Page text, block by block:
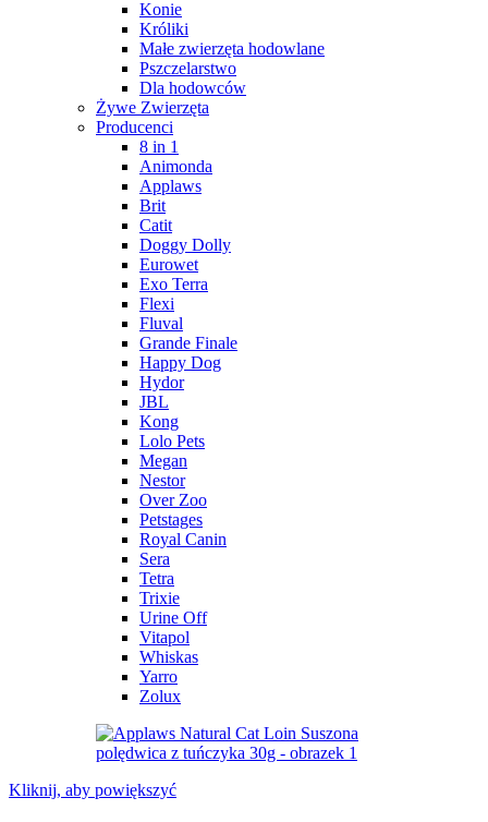
Konie
Króliki
Małe zwierzęta hodowlane
Pszczelarstwo
Dla hodowców
Żywe Zwierzęta
Producenci
8 in 1
Animonda
Applaws
Brit
Catit
Doggy Dolly
Eurowet
Exo Terra
Flexi
Fluval
Grande Finale
Happy Dog
Hydor
JBL
Kong
Lolo Pets
Megan
Nestor
Over Zoo
Petstages
Royal Canin
Sera
Tetra
Trixie
Urine Off
Vitapol
Whiskas
Yarro
Zolux
Kliknij, aby powiększyć